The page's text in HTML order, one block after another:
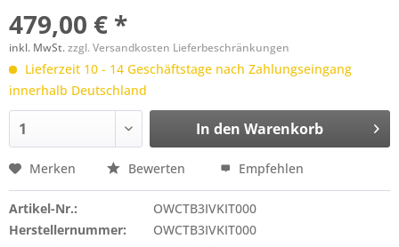
479,00 € *
inkl. MwSt.zzgl. Versandkosten Lieferbeschränkungen
Lieferzeit 10 - 14 Geschäftstage nach Zahlungseingang
innerhalb Deutschland
In den Warenkorb
Merken Bewerten Empfehlen
Artikel-Nr.:
OWCTB3IVKIT000
Herstellernummer:
OWCTB3IVKIT000